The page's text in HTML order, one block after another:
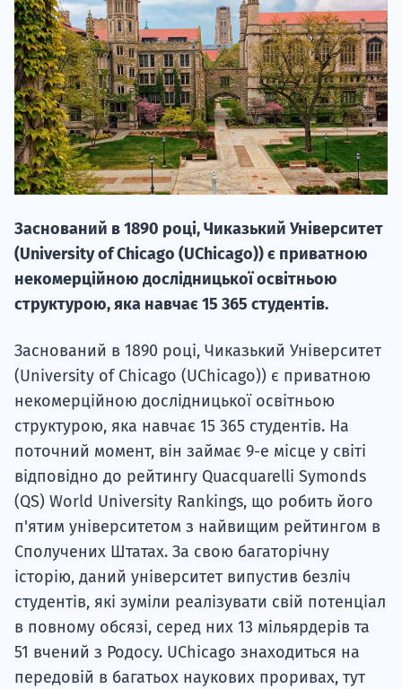
Заснований в 1890 році, Чиказький Університет
(University of Chicago (UChicago)) є приватною
некомерційною дослідницької освітньою
структурою, яка навчає 15 365 студентів.
Заснований в 1890 році, Чиказький Університет
(University of Chicago (UChicago)) є приватною
некомерційною дослідницької освітньою
структурою, яка навчає 15 365 студентів. На
поточний момент, він займає 9-е місце у світі
відповідно до рейтингу Quacquarelli Symonds
(QS) World University Rankings, що робить його
п'ятим університетом з найвищим рейтингом в
Сполучених Штатах. За свою багаторічну
історію, даний університет випустив безліч
студентів, які зуміли реалізувати свій потенціал
в повному обсязі, серед них 13 мільярдерів та
51 вчений з Родосу. UChicago знаходиться на
передовій в багатьох наукових проривах, тут
20.09
"Навчання
НАБІР
вступ на